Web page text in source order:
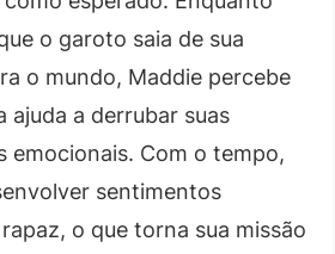
o garoto saia de sua
o mundo, Maddie percebe
ajuda a derrubar suas
emocionais. Com o tempo,
sentimentos
o que torna sua missão